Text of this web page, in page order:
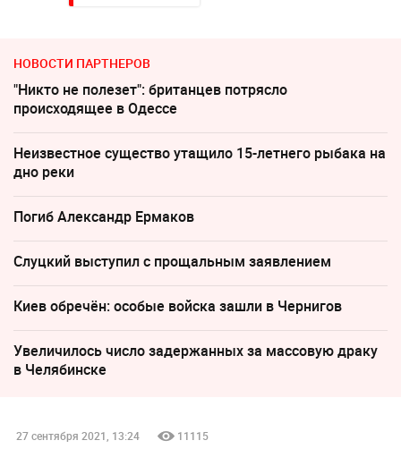
НОВОСТИ ПАРТНЕРОВ
"Никто не полезет": британцев потрясло
происходящее в Одессе
Неизвестное существо утащило 15-летнего рыбака на
дно реки
Погиб Александр Ермаков
Слуцкий выступил с прощальным заявлением
Киев обречён: особые войска зашли в Чернигов
Увеличилось число задержанных за массовую драку
в Челябинске
27 сентября 2021, 13:24 11115